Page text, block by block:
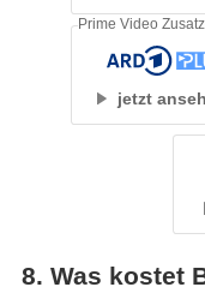
jetzt
Prime Video
8. Was kostet